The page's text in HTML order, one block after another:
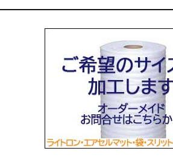
年末年始休業のお知らせ...
2024.2.27
全国へ確実・迅速に納品...
2024.2.27
オンラインショップを開設いたしました。...